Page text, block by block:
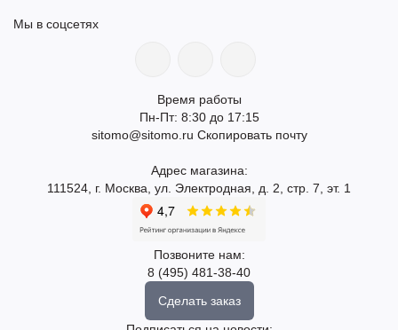
Мы в соцсетях
Время работы
Пн-Пт: 8:30 до 17:15
sitomo@sitomo.ru Скопировать почту
Адрес магазина:
111524, г. Москва, ул. Электродная, д. 2, стр. 7, эт. 1
Позвоните нам:
8 (495) 481-38-40
Сделать заказ